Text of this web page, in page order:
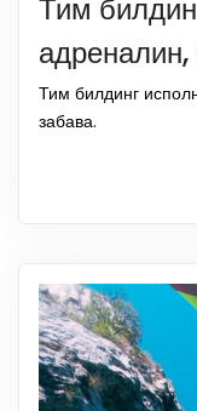
Тим
адреналин,
Тим билдинг
забава.